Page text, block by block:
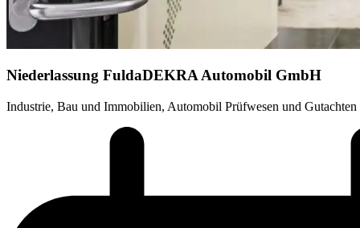
Niederlassung FuldaDEKRA Automobil GmbH
Industrie, Bau und Immobilien, Automobil Prüfwesen und Gutachten